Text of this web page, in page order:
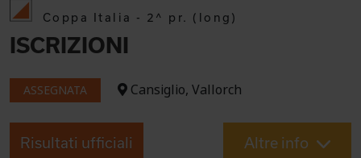
Coppa Italia - 2^ pr. (long)
ISCRIZIONI
ASSEGNATA Cansiglio, Vallorch
Risultati ufficiali Altre info